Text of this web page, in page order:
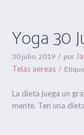
Yoga 30
30 julio, 2019 por
Telas aereas
La dieta juega un
mente. Ten una